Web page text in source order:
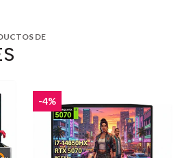
DE
-4%